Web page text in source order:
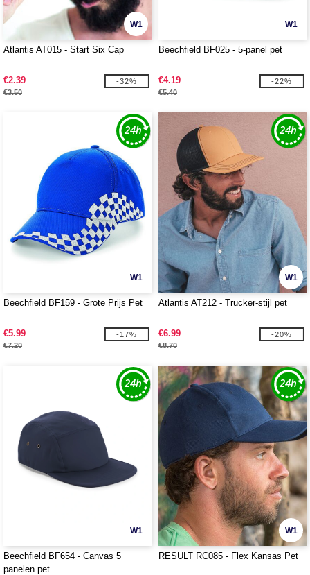
W1
Atlantis AT015 - Start Six Cap
€2.39
€3.50
-32%
W1
Beechfield BF025 - 5-panel pet
€4.19
€5.40
-22%
W1
Beechfield BF159 - Grote Prijs Pet
€5.99
€7.20
-17%
W1
Atlantis AT212 - Trucker-stijl pet
€6.99
€8.70
-20%
W1
Beechfield BF654 - Canvas 5
panelen pet
W1
RESULT RC085 - Flex Kansas Pet